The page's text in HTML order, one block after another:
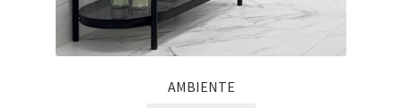
Termeni si conditii
Magazin
AMBIENTE